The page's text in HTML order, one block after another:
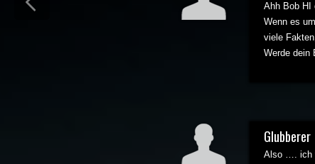
Ahh Bob HI
Wenn es
viele
Werde dein
Glubberer
Also …. ich